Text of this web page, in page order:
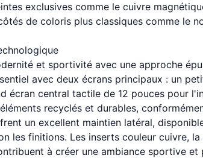
exclusives comme le cuivre
de coloris plus classiques comme le
et sportivité avec une approche
avec deux écrans principaux : un
écran central tactile de 12 pouces pour
recyclés et durables,
un excellent maintien latéral,
les finitions. Les inserts couleur cuivre,
à créer une ambiance sportive et